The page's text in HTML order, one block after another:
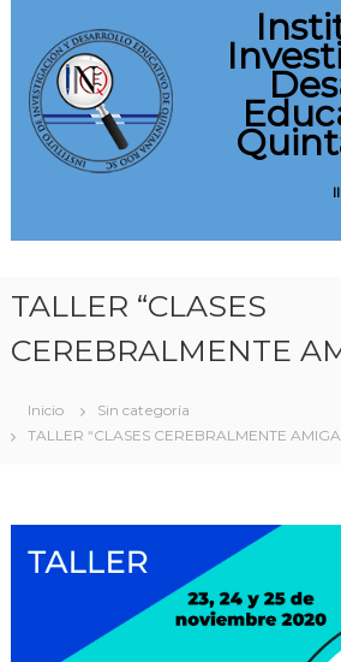
TALLER “CLASES
CEREBRALMENTE
Inicio
Sin categoría
TALLER “CLASES CEREBRALMENTE